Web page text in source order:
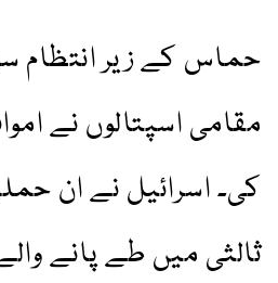
حماس کے زیر انتظام
مقامی اسپتالوں نے
کی۔ اسرائیل نے ان
ثالثی میں طے پانے